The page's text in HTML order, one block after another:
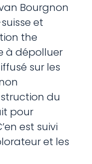
Bourgnon
et
the
à dépolluer
sur les
du
pour
est suivi
et les